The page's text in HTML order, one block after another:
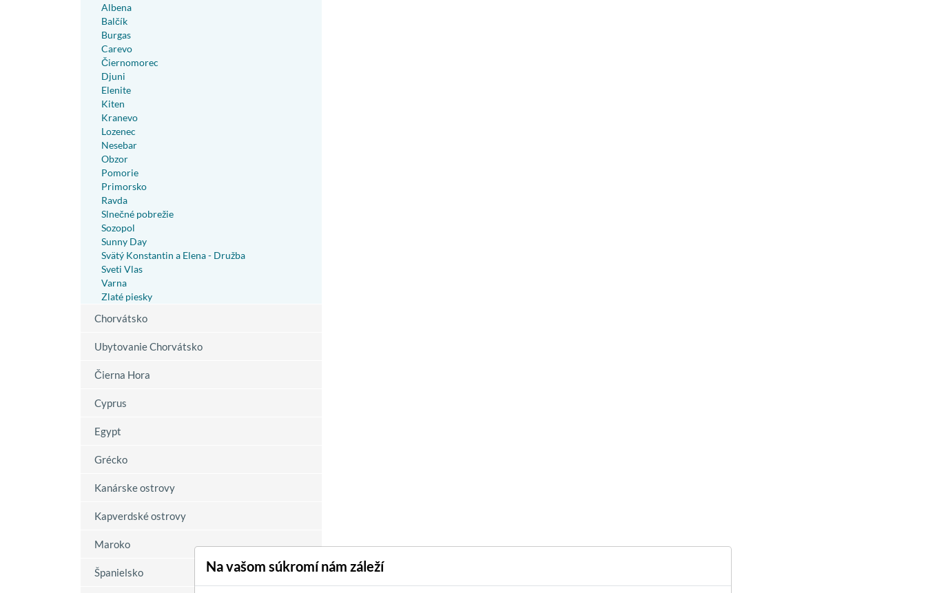
Albena
Balčík
Burgas
Carevo
Čiernomorec
Djuni
Elenite
Kiten
Kranevo
Lozenec
Nesebar
Obzor
Pomorie
Primorsko
Ravda
Slnečné pobrežie
Sozopol
Sunny Day
Svätý Konstantin a Elena - Družba
Sveti Vlas
Varna
Zlaté piesky
Chorvátsko
Ubytovanie Chorvátsko
Čierna Hora
Cyprus
Egypt
Grécko
Kanárske ostrovy
Kapverdské ostrovy
Maroko
Španielsko Na vašom súkromí nám záleží